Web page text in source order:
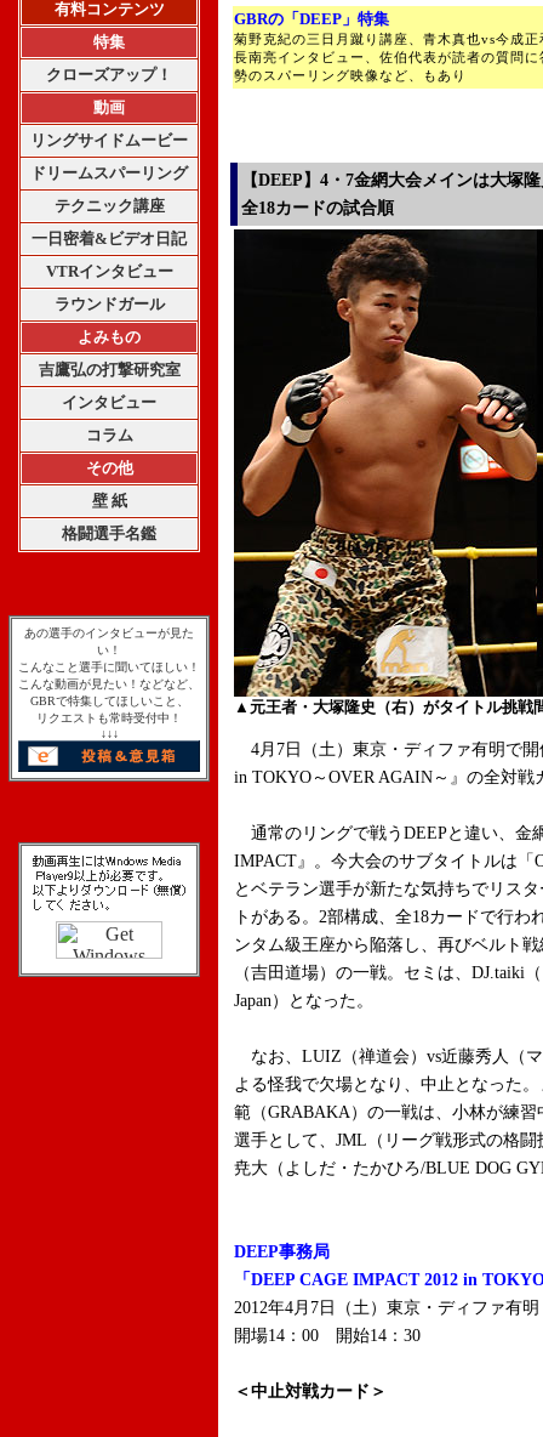
有料コンテンツ
特集
クローズアップ！
動画
リングサイドムービー
ドリームスパーリング
テクニック講座
一日密着&ビデオ日記
VTRインタビュー
ラウンドガール
よみもの
吉鷹弘の打撃研究室
インタビュー
コラム
その他
壁 紙
格闘選手名鑑
あの選手のインタビューが見た
い！
こんなこと選手に聞いてほしい！
こんな動画が見たい！などなど、
GBRで特集してほしいこと、
リクエストも常時受付中！
↓↓↓
GBRの「DEEP」特集
菊野克紀の三日月蹴り講座、青木真也vs今成
長南亮インタビュー、佐伯代表が読者の質問
勢のスパーリング映像など、もあり
【DEEP】4・7金網大会メインは大塚
全18カードの試合順
▲元王者・大塚隆史（右）がタイトル挑戦
4月7日（土）東京・ディファ有明で開
in TOKYO～OVER AGAIN～』の全対
通常のリングで戦うDEEPと違い、金
IMPACT』。今大会のサブタイトルは
とベテラン選手が新たな気持ちでリス
トがある。2部構成、全18カードで行
ンタム級王座から陥落し、再びベルト
（吉田道場）の一戦。セミは、DJ.taiki
Japan）となった。
なお、LUIZ（禅道会）vs近藤秀人（
よる怪我で欠場となり、中止となった
範（GRABAKA）の一戦は、小林が練
選手として、JML（リーグ戦形式の格
尭大（よしだ・たかひろ/BLUE DOG
DEEP事務局
「DEEP CAGE IMPACT 2012 in
2012年4月7日（土）東京・ディファ有明
開場14：00 開始14：30
＜中止対戦カード＞